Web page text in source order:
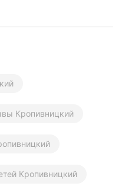
Кропивницкий
Кропивницкий